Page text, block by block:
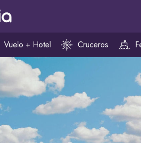
Vuelo + Hotel Cruceros